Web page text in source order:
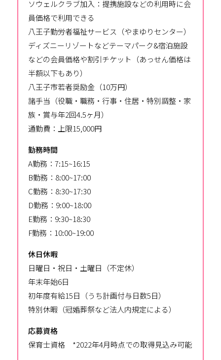
ソウェルクラブ加入：提携施設などの利用時に会
員価格で利用できる
八王子勤労者福祉サービス（やまゆりセンター）
ディズニーリゾートなどテーマパーク&宿泊施設
などの会員価格や割引チケット（あっせん価格は
半額以下もあり）
八王子市若者奨励金（10万円）
諸手当（役職・職務・行事・住居・特別調整・家
族・賞与年2回4.5ヶ月）
通勤費：上限15,000円
勤務時間
A勤務：7:15~16:15
B勤務：8:00~17:00
C勤務：8:30~17:30
D勤務：9:00~18:00
E勤務：9:30~18:30
F勤務：10:00~19:00
休日休暇
日曜日・祝日・土曜日（不定休）
年末年始6日
初年度有給15日（うち計画付与日数5日）
特別休暇（冠婚葬祭など法人内規定による）
応募資格
保育士資格 *2022年4月時点での取得見込み可能